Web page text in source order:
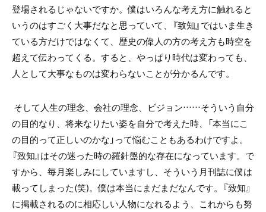
登場されるじゃないですか。僕はいろんな考え方に触れると
いうのはすごく大事だなと思っていて、『致知』ではいま生き
ている方だけではなくて、歴史の偉人の方の考え方も時空を
超えて伝わってくる。すると、やっぱり時代は変わっても、
人として大事なものは変わらないことが分かるんです。
そして人生の理念、会社の理念、ビジョン……そういう自分
の目的なり、将来なりたい姿を自分で考えた時、「本当にこ
の目的って正しいのかな」って悩むこともあるわけですよ。
『致知』はその迷った時の羅針盤的な存在になっています。で
すから、毎月楽しみにしていますし、そういう月刊誌に僕は
載ってしまった(笑)。僕は本当にまだまだなんです。『致知』
に掲載されるのに相応しい人物になれるよう、これからも努